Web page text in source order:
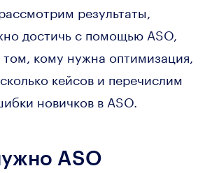
результаты,
достичь с помощью ASO,
кому нужна оптимизация,
кейсов и перечислим
новичков в ASO.
ASO